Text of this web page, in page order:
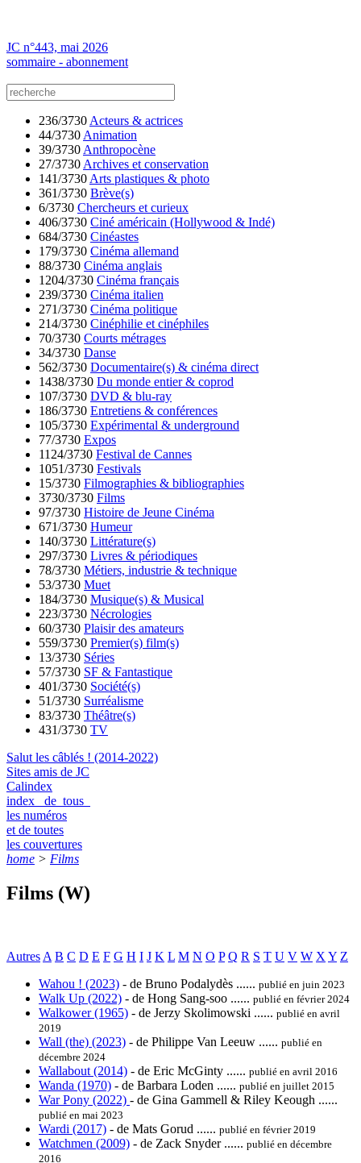
JC n°443, mai 2026
sommaire - abonnement
236/3730 Acteurs & actrices
44/3730 Animation
39/3730 Anthropocène
27/3730 Archives et conservation
141/3730 Arts plastiques & photo
361/3730 Brève(s)
6/3730 Chercheurs et curieux
406/3730 Ciné américain (Hollywood & Indé)
684/3730 Cinéastes
179/3730 Cinéma allemand
88/3730 Cinéma anglais
1204/3730 Cinéma français
239/3730 Cinéma italien
271/3730 Cinéma politique
214/3730 Cinéphilie et cinéphiles
70/3730 Courts métrages
34/3730 Danse
562/3730 Documentaire(s) & cinéma direct
1438/3730 Du monde entier & coprod
107/3730 DVD & blu-ray
186/3730 Entretiens & conférences
105/3730 Expérimental & underground
77/3730 Expos
1124/3730 Festival de Cannes
1051/3730 Festivals
15/3730 Filmographies & bibliographies
3730/3730 Films
97/3730 Histoire de Jeune Cinéma
671/3730 Humeur
140/3730 Littérature(s)
297/3730 Livres & périodiques
78/3730 Métiers, industrie & technique
53/3730 Muet
184/3730 Musique(s) & Musical
223/3730 Nécrologies
60/3730 Plaisir des amateurs
559/3730 Premier(s) film(s)
13/3730 Séries
57/3730 SF & Fantastique
401/3730 Société(s)
51/3730 Surréalisme
83/3730 Théâtre(s)
431/3730 TV
Salut les câblés ! (2014-2022)
Sites amis de JC
Calindex
index de tous
les numéros
et de toutes
les couvertures
home > Films
Films (W)
Autres A B C D E F G H I J K L M N O P Q R S T U V W X Y Z
Wahou ! (2023) - de Bruno Podalydès ...... publié en juin 2023
Walk Up (2022) - de Hong Sang-soo ...... publié en février 2024
Walkower (1965) - de Jerzy Skolimowski ...... publié en avril
2019
Wall (the) (2023) - de Philippe Van Leeuw ...... publié en
décembre 2024
Wallabout (2014) - de Eric McGinty ...... publié en avril 2016
Wanda (1970) - de Barbara Loden ...... publié en juillet 2015
War Pony (2022) - de Gina Gammell & Riley Keough ......
publié en mai 2023
Wardi (2017) - de Mats Gorud ...... publié en février 2019
Watchmen (2009) - de Zack Snyder ...... publié en décembre
2016